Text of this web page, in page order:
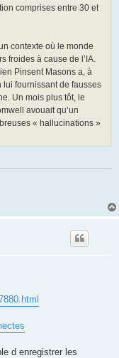
comprises entre 30 et
contexte où le monde
froides à cause de l’IA.
Pinsent Masons a, à
fournissant de fausses
Un mois plus tôt, le
avouait qu’un
« hallucinations »
d enregistrer les